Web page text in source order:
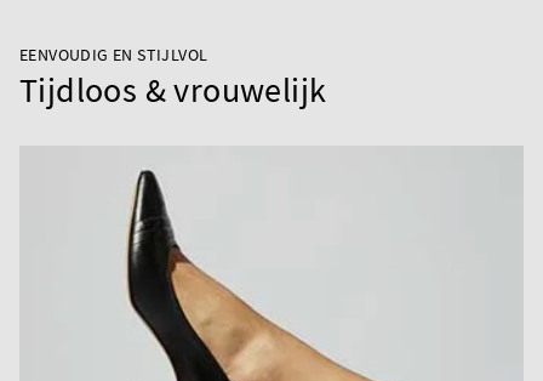
EENVOUDIG EN STIJLVOL
Tijdloos & vrouwelijk